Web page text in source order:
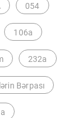
054
106a
232a
Bərpası